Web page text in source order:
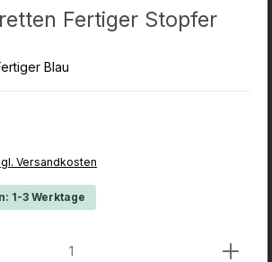
von 0 von 5 Sternen
Fertiger Stopfer
Blau
Versandkosten
1-3 Werktage
Gib den gewünschten Wert ein